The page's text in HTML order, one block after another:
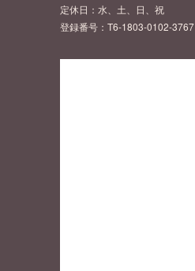
定休日：水、土、日、祝
登録番号：T6-1803-0102-3767